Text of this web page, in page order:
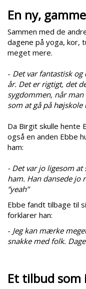
En ny,
Sammen med de
dagene på yoga, kor,
meget mere.
- Det var fantastisk
år. Det er rigtigt, det
sygdommen, når
som at gå på højskole
Da Birgit skulle hente
også en anden Ebbe
ham:
- Det var jo ligesom at
ham. Han dansede jo
”yeah”
Ebbe fandt tilbage til
forklarer han:
- Jeg kan mærke
snakke med folk.
Et tilbud som